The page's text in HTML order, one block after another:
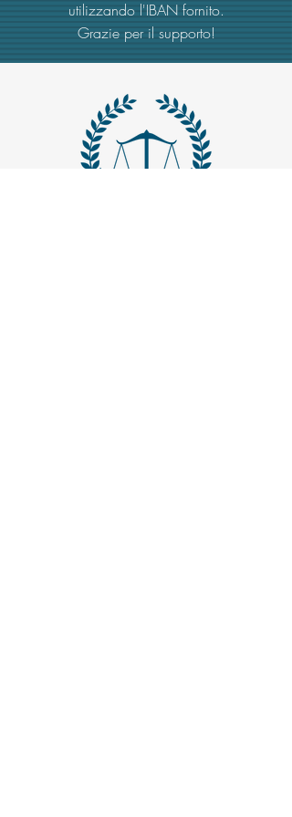
utilizzando l'IBAN fornito.
Grazie per il supporto!